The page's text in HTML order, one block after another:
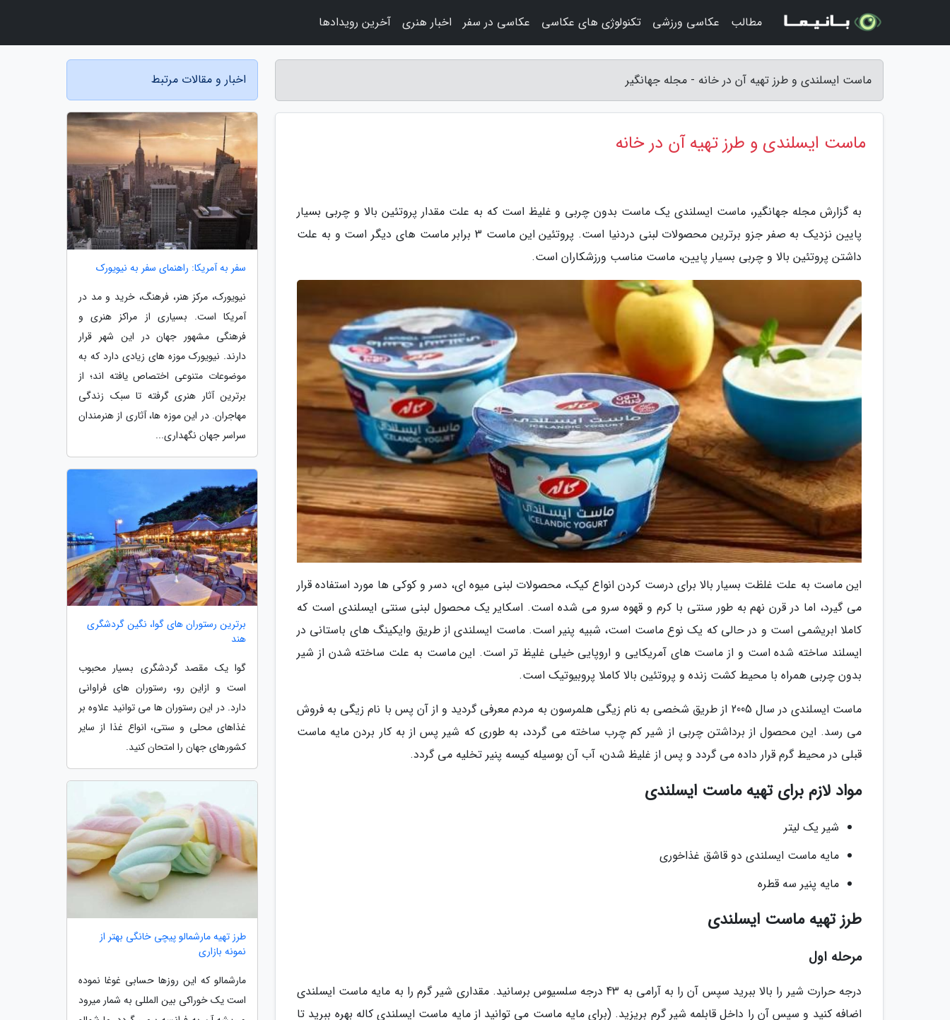
ماست ایسلندی و طرز تهیه آن در خانه - مجله جهانگیر
ماست ایسلندی و طرز تهیه آن در خانه
به گزارش مجله جهانگیر، ماست ایسلندی یک ماست بدون چربی و غلیظ است که به علت مقدار پروتئین بالا و چربی بسیار
پایین نزدیک به صفر جزو برترین محصولات لبنی دردنیا است. پروتئین این ماست 3 برابر ماست های دیگر است و به علت
داشتن پروتئین بالا و چربی بسیار پایین، ماست مناسب ورزشکاران است.
این ماست به علت غلظت بسیار بالا برای درست کردن انواع کیک، محصولات لبنی میوه ای، دسر و کوکی ها مورد استفاده قرار
می گیرد، اما در قرن نهم به طور سنتی با کرم و قهوه سرو می شده است. اسکایر یک محصول لبنی سنتی ایسلندی است که
کاملا ابریشمی است و در حالی که یک نوع ماست است، شبیه پنیر است. ماست ایسلندی از طریق وایکینگ های باستانی در
ایسلند ساخته شده است و از ماست های آمریکایی و اروپایی خیلی غلیظ تر است. این ماست به علت ساخته شدن از شیر
بدون چربی همراه با محیط کشت زنده و پروتئین بالا کاملا پروبیوتیک است.
ماست ایسلندی در سال 2005 از طریق شخصی به نام زیگی هلمرسون به مردم معرفی گردید و از آن پس با نام زیگی به فروش
می رسد. این محصول از برداشتن چربی از شیر کم چرب ساخته می گردد، به طوری که شیر پس از به کار بردن مایه ماست
قبلی در محیط گرم قرار داده می گردد و پس از غلیظ شدن، آب آن بوسیله کیسه پنیر تخلیه می گردد.
مواد لازم برای تهیه ماست ایسلندی
شیر یک لیتر
مایه ماست ایسلندی دو قاشق غذاخوری
مایه پنیر سه قطره
طرز تهیه ماست ایسلندی
مرحله اول
درجه حرارت شیر را بالا ببرید سپس آن را به آرامی به 43 درجه سلسیوس برسانید. مقداری شیر گرم را به مایه ماست ایسلندی
اضافه کنید و سپس آن را داخل قابلمه شیر گرم بریزید. (برای مایه ماست می توانید از مایه ماست ایسلندی کاله بهره ببرید تا
اخبار و مقالات مرتبط
سفر به آمریکا: راهنمای سفر به نیویورک
نیویورک، مرکز هنر، فرهنگ، خرید و مد در
آمریکا است. بسیاری از مراکز هنری و
فرهنگی مشهور جهان در این شهر قرار
دارند. نیویورک موزه های زیادی دارد که به
موضوعات متنوعی اختصاص یافته اند؛ از
برترین آثار هنری گرفته تا سبک زندگی
مهاجران. در این موزه ها، آثاری از هنرمندان
سراسر جهان نگهداری...
برترین رستوران های گوا، نگین گردشگری
هند
گوا یک مقصد گردشگری بسیار محبوب
است و ازاین رو، رستوران های فراوانی
دارد. در این رستوران ها می توانید علاوه بر
غذاهای محلی و سنتی، انواع غذا از سایر
کشورهای جهان را امتحان کنید.
طرز تهیه مارشمالو پیچی خانگی بهتر از
نمونه بازاری
مارشمالو که این روزها حسابی غوغا نموده
است یک خوراکی بین المللی به شمار میرود
مطالب عکاسی ورزشی تکنولوژی های عکاسی عکاسی در سفر اخبار هنری آخرین رویدادها